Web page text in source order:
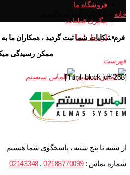
فروشگاه ما
پیگیری قطعات
ارتباط با ما
فهرست
خانه
فرم شکایات شما ثبت گردید ، همکاران ما
ممکن رسیدگی
[html_block id="258"]
از شنبه تا پنج شنبه ، پاسخگوی شما هستیم
شماره تماس :02188770099
,
02143348